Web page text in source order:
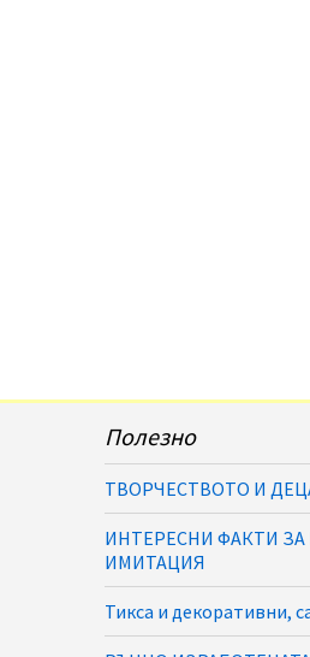
Полезно
ТВОРЧЕСТВОТО И
ИНТЕРЕСНИ ФАКТИ
ИМИТАЦИЯ
Тикса и декоративни,